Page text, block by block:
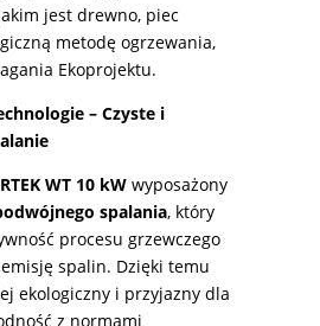
jest drewno, piec
metodę ogrzewania,
Ekoprojektu.
– Czyste i
WT 10 kWwyposażony
spalania, który
procesu grzewczego
spalin. Dzięki temu
ekologiczny i przyjazny dla
z normami